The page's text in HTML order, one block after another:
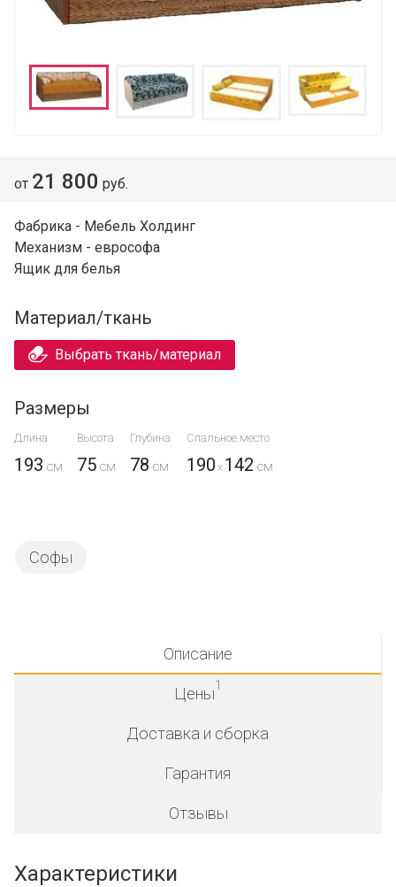
от 21 800 руб.
Фабрика - Мебель Холдинг
Механизм - еврософа
Ящик для белья
Материал/ткань
Выбрать ткань/материал
Размеры
Длина Высота Глубина Спальное место
193 75 78 190 x 142
Софы
Описание
Цены1
Доставка и сборка
Гарантия
Отзывы
Характеристики